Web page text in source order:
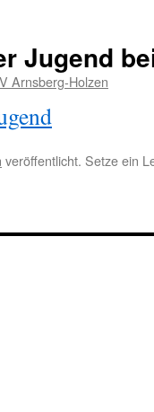
Jugend
Arnsberg-Holzen
veröffentlicht. Setze ein